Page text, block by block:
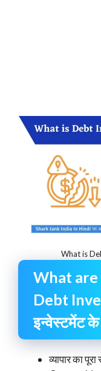
What is
What are
Debt
इन्वेस्टमेंट के
व्यापार का